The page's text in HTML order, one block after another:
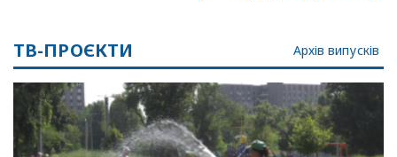
ТВ-ПРОЄКТИ Архів випусків